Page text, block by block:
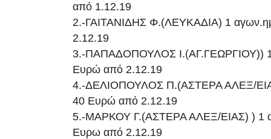
από 1.12.19
2.-ΓΑΙΤΑΝΙΔΗΣ Φ.(ΛΕΥΚΑΔΙΑ) 1
2.12.19
3.-ΠΑΠΑΔΟΠΟΥΛΟΣ Ι.(ΑΓ.ΓΕΩΡΓΙΟΥ))
Ευρώ από 2.12.19
4.-ΔΕΛΙΟΠΟΥΛΟΣ Π.(ΑΣΤΕΡΑ ΑΛΕΞ/
40 Ευρώ από 2.12.19
5.-ΜΑΡΚΟΥ Γ.(ΑΣΤΕΡΑ ΑΛΕΞ/ΕΙΑΣ) ) 1
Ευρω από 2.12.19